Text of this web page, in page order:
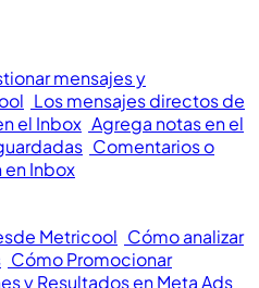
mensajes y
Los mensajes directos de
el Inbox Agrega notas en el
Comentarios o
en Inbox
Metricool Cómo analizar
Cómo Promocionar
y Resultados en Meta Ads